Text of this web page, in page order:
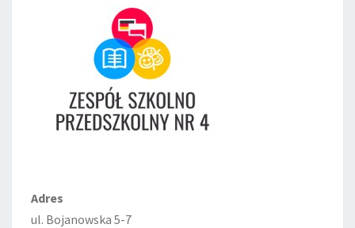
Adres
ul. Bojanowska 5-7